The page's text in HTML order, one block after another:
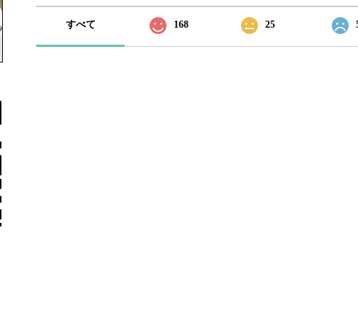
すべて 168 25